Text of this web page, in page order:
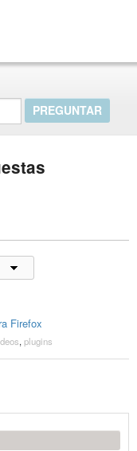
Firefox
, plugins